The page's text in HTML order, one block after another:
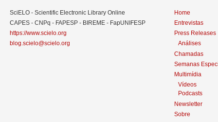
SciELO - Scientific Electronic Library Online
CAPES - CNPq - FAPESP - BIREME - FapUNIFESP
https://www.scielo.org
blog.scielo@scielo.org
Home
Entrevistas
Press Releases
Análises
Chamadas
Semanas
Multimídia
Vídeos
Podcasts
Newsletter
Sobre